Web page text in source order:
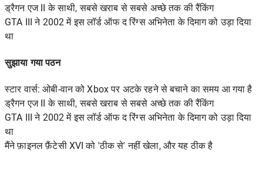
ड्रैगन एज II के साथी, सबसे खराब से सबसे अच्छे तक की रैंकिंग
GTA III ने 2002 में इस लॉर्ड ऑफ द रिंग्स अभिनेता के दिमाग को उड़ा दिया
था
सुझाया गया पठन
स्टार वार्स: ओबी-वान को Xbox पर अटके रहने से बचाने का समय आ गया है
ड्रैगन एज II के साथी, सबसे खराब से सबसे अच्छे तक की रैंकिंग
GTA III ने 2002 में इस लॉर्ड ऑफ द रिंग्स अभिनेता के दिमाग को उड़ा दिया
था
मैंने फ़ाइनल फ़ैंटेसी XVI को 'ठीक से' नहीं खेला, और यह ठीक है